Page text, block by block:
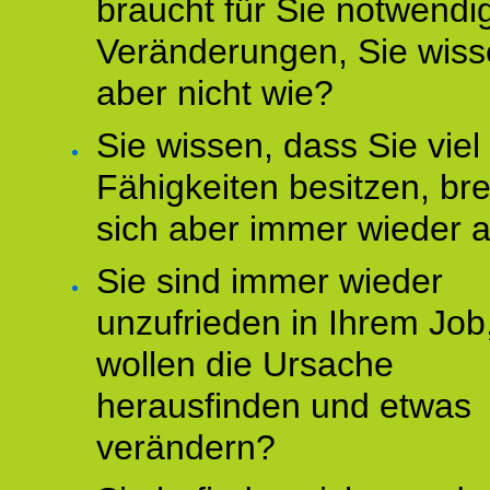
braucht für Sie
Veränderungen, Sie
aber nicht wie?
Sie wissen, dass Sie
Fähigkeiten besitzen,
sich aber immer wieder
Sie sind immer wieder
unzufrieden in Ihrem
wollen die Ursache
herausfinden und etwas
verändern?